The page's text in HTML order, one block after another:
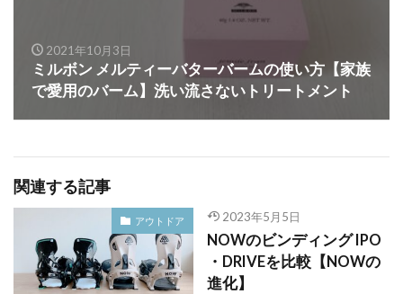
2021年10月3日
ミルボン メルティーバターバームの使い方【家族
で愛用のバーム】洗い流さないトリートメント
関連する記事
アウトドア 2023年5月5日
NOWのビンディング IPO
・DRIVEを比較【NOWの
進化】